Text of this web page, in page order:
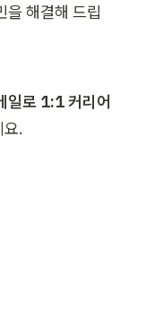
을 해결해 드립
일로 1:1 커리어
.